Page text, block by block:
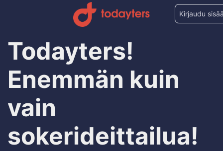
Kirjaudu
Todayters!
Enemmän kuin
vain
sokerideittailua!